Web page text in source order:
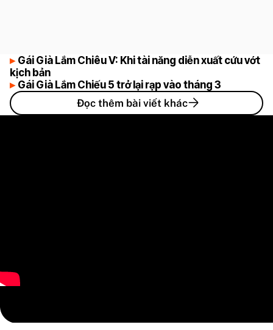
Gái Già Lắm Chiêu V: Khi tài năng diễn xuất cứu vớt
kịch bản
Gái Già Lắm Chiếu 5 trở lại rạp vào tháng 3
Đọc thêm bài viết khác